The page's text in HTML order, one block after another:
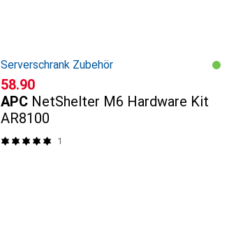
Serverschrank Zubehör
CHF
58.90
APC NetShelter M6 Hardware Kit
AR8100
1